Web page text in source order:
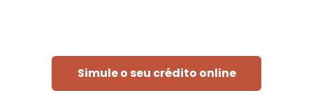
Simule o seu crédito online